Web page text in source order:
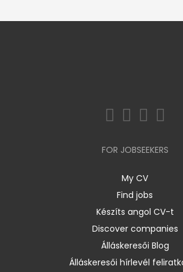
FOR JOBSEEKERS
My CV
Find jobs
Készíts angol CV-t
Discover companies
Álláskeresői Blog
Álláskeresői hírlevél